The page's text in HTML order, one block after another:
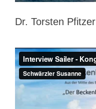
Dr. Torsten Pfitzer